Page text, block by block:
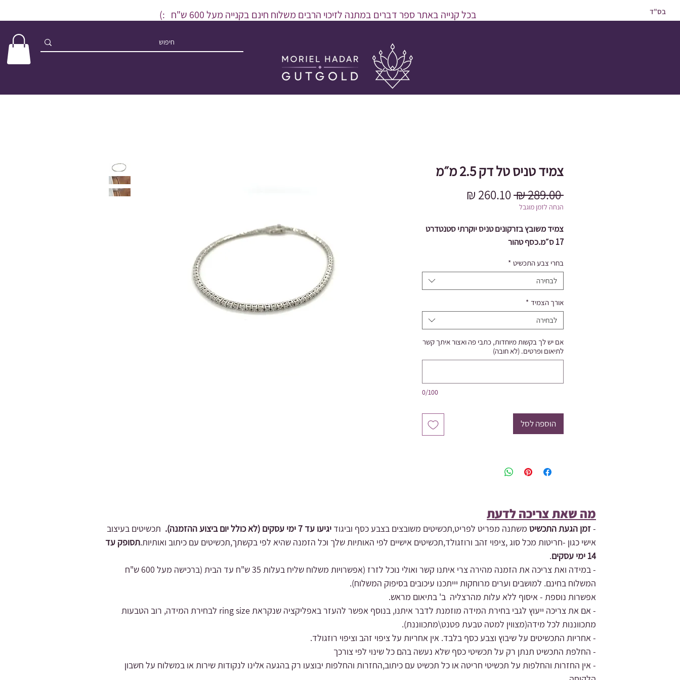
בס"ד בכל קנייה באתר ספר דברים במתנה לזיכוי הרבים משלוח חינם בקנייה מעל 600 ש"ח :)
צמיד טניס טל דק 2.5 מ״מ
‏289.00 ‏₪
מחיר
הנחה לזמן מוגבל
צמיד משובץ בזרקונים טניס יוקרתי סטנטדרט
17 ס״מ.כסף טהור
בחרי צבע התכשיט *
לבחירה
אורך הצמיד *
לבחירה
אם יש לך בקשות מיוחדות, כתבי פה ואצור איתך קשר
לתיאום ופרטים. (לא חובה)
0/100
הוספה לסל
מה שאת צריכה לדעת​
-זמן הגעת התכשיט משתנה מפריט לפריט,תכשיטים משובצים בצבע כסף וביגוד יגיעו עד 7 ימי עסקים (לא כולל יום ביצוע ההזמנה).
תכשיטים בעיצוב
אישי כגון -חריטות מכל סוג ,ציפוי זהב ורוזגולד,תכשיטים אישיים לפי האותיות שלך וכל הזמנה שהיא לפי בקשתך,תכשיטים עם כיתוב ואותיות.תסופק עד
14 ימי עסקים
.
- במידה ואת צריכה את הזמנה מהירה צרי איתנו קשר ואולי נוכל לזרז
(אפשרויות משלוח שליח בעלות 35 ש"ח עד הבית (ברכישה מעל 600 ש"ח
המשלוח בחינם. למושבים וערים מרוחקות יייתכנו עיכובים בסיפוק המשלוח).
אפשרות נוספת - איסוף ללא עלות מהרצליה ב' בתיאום מראש.
- אם את צריכה ייעוץ לגבי בחירת המידה מוזמנת לדבר איתנו, בנוסף אפשר להעזר באפליקציה שנקראת ring size לבחירת המידה, רוב הטבעות
מתכווננות לכל מידה(מצווין למטה טבעת פטנט\מתכווננת).
- אחריות התכשיטים על שיבוץ וצבע כסף בלבד. אין אחריות על ציפוי זהב וציפוי רוזגולד.
- החלפת התכשיט תנתן רק על תכשיטי כסף שלא נעשה בהם כל שינוי לפי צורכך
- אין החזרות והחלפות על תכשיטי חריטה או כל תכשיט עם כיתוב,החזרות והחלפות יבוצעו רק בהגעה אלינו לנקודות שירות או במשלוח על חשבון